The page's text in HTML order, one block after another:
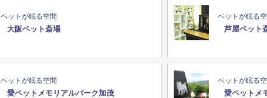
ペットが眠る空間
大阪ペット斎場
ペットが眠る
芦屋ペット
ペットが眠る空間
愛ペットメモリアルパーク加茂
ペットが眠る
愛ペットメ